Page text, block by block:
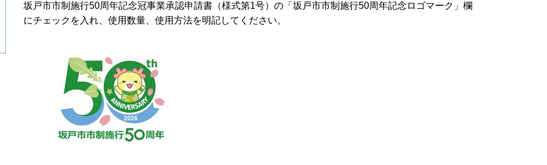
坂戸市市制施行50周年記念冠事業承認申請書（様式第1号）の「坂戸市市制施行50周年記念ロゴマーク」欄
にチェックを入れ、使用数量、使用方法を明記してください。